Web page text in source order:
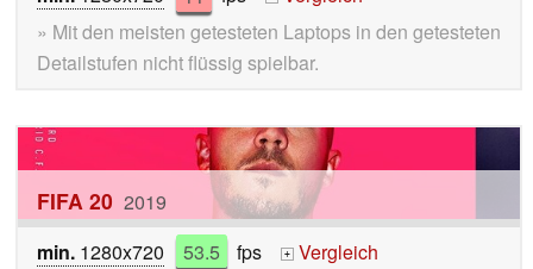
» Mit den meisten getesteten Laptops in den getesteten
Detailstufen nicht flüssig spielbar.
FIFA 20 2019
min. 1280x720 53.5 fps +
Vergleich